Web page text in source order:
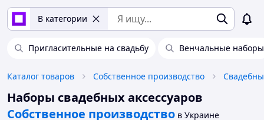
В категории
Пригласительные на свадьбу Венчальные наборы
Каталог товаров Собственное производство
Наборы свадебных аксессуаров
Собственное производство в Украине